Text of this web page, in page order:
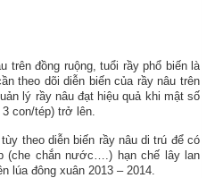
trên đồng ruộng, tuổi rầy phổ biến là
theo dõi diễn biến của rầy nâu trên
lý rầy nâu đạt hiệu quả khi mật số
con/tép) trở lên.
theo diễn biến rầy nâu di trú để có
(che chắn nước….) hạn chế lây lan
lúa đông xuân 2013 – 2014.